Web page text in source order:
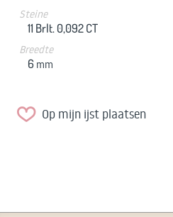
Steine
11 Brlt. 0,092 CT
Breedte
6 mm
Op mijn ijst plaatsen